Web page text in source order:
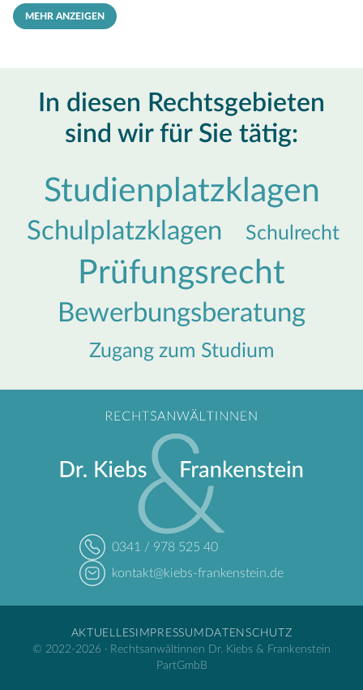
MEHR ANZEIGEN
In diesen Rechtsgebieten
sind wir für Sie tätig:
Studienplatzklagen
Schulplatzklagen Schulrecht
Prüfungsrecht
Bewerbungsberatung
Zugang zum Studium
0341 / 978 525 40
kontakt@kiebs-frankenstein.de
AKTUELLESIMPRESSUM DATENSCHUTZ
© 2022-2026 · Rechtsanwältinnen Dr. Kiebs & Frankenstein
PartGmbB